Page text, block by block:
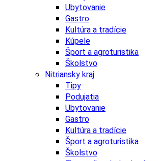
Ubytovanie
Gastro
Kultúra a tradície
Kúpele
Šport a agroturistika
Školstvo
Nitriansky kraj
Tipy
Podujatia
Ubytovanie
Gastro
Kultúra a tradície
Šport a agroturistika
Školstvo